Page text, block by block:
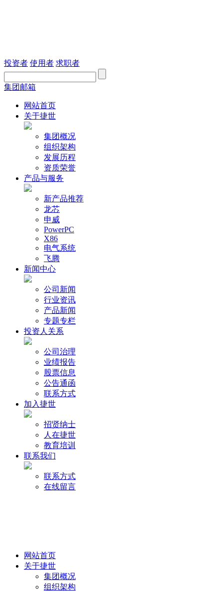
投资者 使用者 求职者
集团邮箱
网站首页
关于捷世
集团概况
组织架构
发展历程
资质荣誉
产品与服务
新产品推荐
龙芯
申威
PowerPC
X86
电气系统
飞腾
新闻中心
公司新闻
行业资讯
产品新闻
专题专栏
投资人关系
公司治理
业绩报告
股票信息
公告通函
联系方式
加入捷世
招贤纳士
人在捷世
教育培训
联系我们
联系方式
在线留言
网站首页
关于捷世
集团概况
组织架构